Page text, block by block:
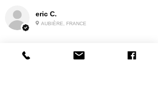
eric C.
AUBIÈRE, FRANCE